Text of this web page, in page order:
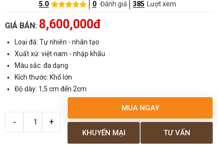
5.0 0 Đánh giá 385 Lượt xem
GIÁ BÁN: 8,600,000đ
Loại đá: Tự nhiên - nhân tạo
Xuất xứ: việt nam - nhập khẩu
Màu sắc: đa dạng
Kích thước: Khổ lớn
Độ dày: 1,5 cm đến 2cm
MUA NGAY
TƯ VẤN
KHUYẾN MẠI